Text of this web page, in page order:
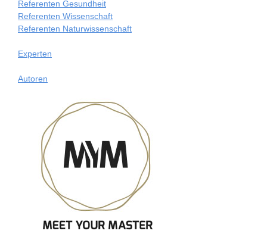
Referenten Gesundheit
Referenten Wissenschaft
Referenten Naturwissenschaft
Experten
Autoren